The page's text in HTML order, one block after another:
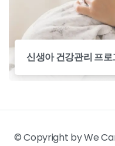
신생아 건강관리 프로
© Copyright by We